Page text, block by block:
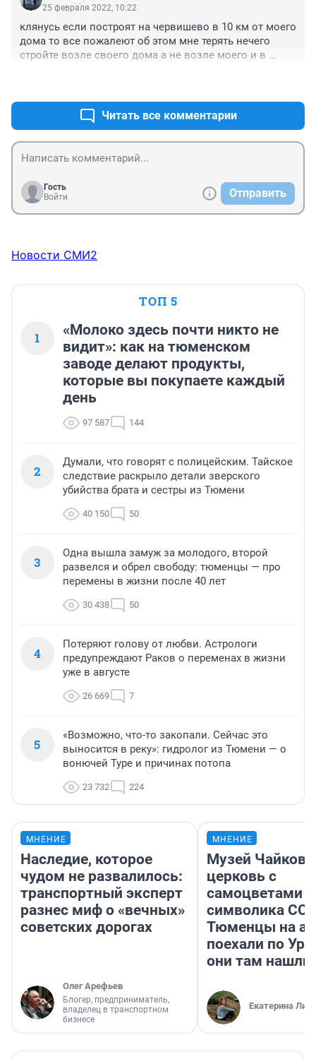
25 февраля 2022, 10:22
клянусь если построят на червишево в 10 км от моего
дома то все пожалеют об этом мне терять нечего
стройте возле своего дома а не возле моего и в
Читать все комментарии
Гость
Войти
Отправить
Новости СМИ2
ТОП 5
1
«Молоко здесь почти никто не
видит»: как на тюменском
заводе делают продукты,
которые вы покупаете каждый
день
97 587 144
2
Думали, что говорят с полицейским. Тайское
следствие раскрыло детали зверского
убийства брата и сестры из Тюмени
40 150 50
3
Одна вышла замуж за молодого, второй
развелся и обрел свободу: тюменцы — про
перемены в жизни после 40 лет
30 438 50
4
Потеряют голову от любви. Астрологи
предупреждают Раков о переменах в жизни
уже в августе
26 669 7
5
«Возможно, что-то закопали. Сейчас это
выносится в реку»: гидролог из Тюмени — о
вонючей Туре и причинах потопа
23 732 224
МНЕНИЕ
Наследие, которое
чудом не развалилось:
транспортный эксперт
разнес миф о «вечных»
советских дорогах
Олег Арефьев
Блогер, предприниматель,
владелец в транспортном
бизнесе
МНЕНИЕ
Музей
церковь с
самоцветами
символика
Тюменцы на
поехали по
они там нашли
Екатерина